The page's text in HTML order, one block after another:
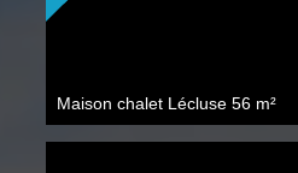
Maison chalet Lécluse 56 m²